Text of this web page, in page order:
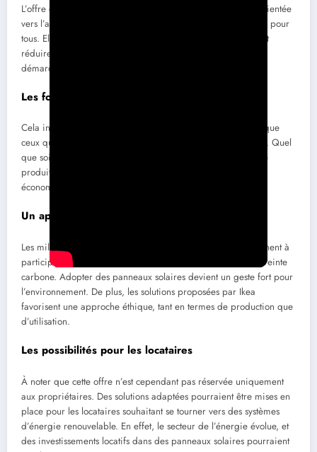
L’offre de panneaux photovoltaïques d’Ikea est résolument orientée
vers l’avenir et vise à démocratiser l’accès à l’énergie solaire pour
tous. Elle s’adresse principalement aux particuliers souhaitant
réduire leur consommation d’énergie tout en impliquant une
démarche responsable et durable.
Les foyers concernés
Cela inclut les propriétaires de maisons individuelles, ainsi que
ceux qui habitent dans des maisons de petite à grande taille. Quel
que soit le type de structure, un excédent d’énergie peut être
produit, et les familles peuvent bénéficier de significatives
économies sur leurs factures d’électricité.
Un appel à l’écologie
Les milliers de familles ayant adopté cette technologie cherchent à
participer à la transition énergétique en réduisant leur empreinte
carbone. Adopter des panneaux solaires devient un geste fort pour
l’environnement. De plus, les solutions proposées par Ikea
favorisent une approche éthique, tant en termes de production que
d’utilisation.
Les possibilités pour les locataires
À noter que cette offre n’est cependant pas réservée uniquement
aux propriétaires. Des solutions adaptées pourraient être mises en
place pour les locataires souhaitant se tourner vers des systèmes
d’énergie renouvelable. En effet, le secteur de l’énergie évolue, et
des investissements locatifs dans des panneaux solaires pourraient